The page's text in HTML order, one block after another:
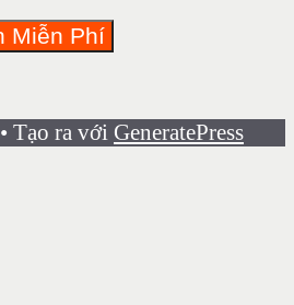
• Tạo ra với GeneratePress